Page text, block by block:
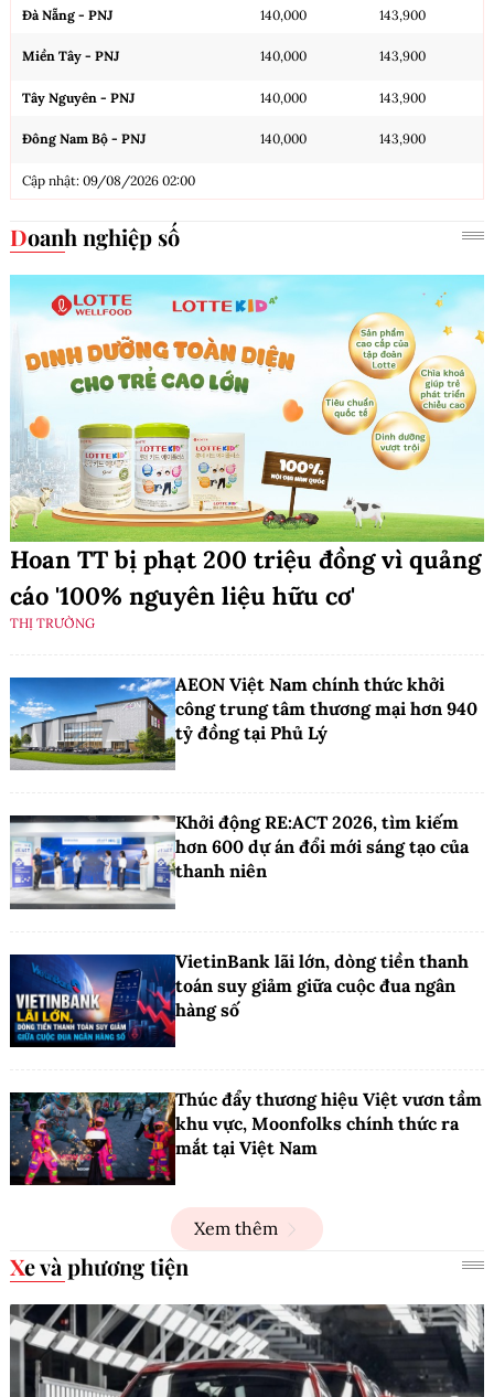
Đà Nẵng - PNJ 140,000 143,900
Miền Tây - PNJ 140,000 143,900
Tây Nguyên - PNJ 140,000 143,900
Đông Nam Bộ - PNJ 140,000 143,900
Cập nhật: 09/08/2026 02:00
Doanh nghiệp số
Hoan TT bị phạt 200 triệu đồng vì quảng
cáo '100% nguyên liệu hữu cơ'
THỊ TRƯỜNG
AEON Việt Nam chính thức khởi
công trung tâm thương mại hơn 940
tỷ đồng tại Phủ Lý
Khởi động RE:ACT 2026, tìm kiếm
hơn 600 dự án đổi mới sáng tạo của
thanh niên
VietinBank lãi lớn, dòng tiền thanh
toán suy giảm giữa cuộc đua ngân
hàng số
Thúc đẩy thương hiệu Việt vươn tầm
khu vực, Moonfolks chính thức ra
mắt tại Việt Nam
Xem thêm
Xe và phương tiện